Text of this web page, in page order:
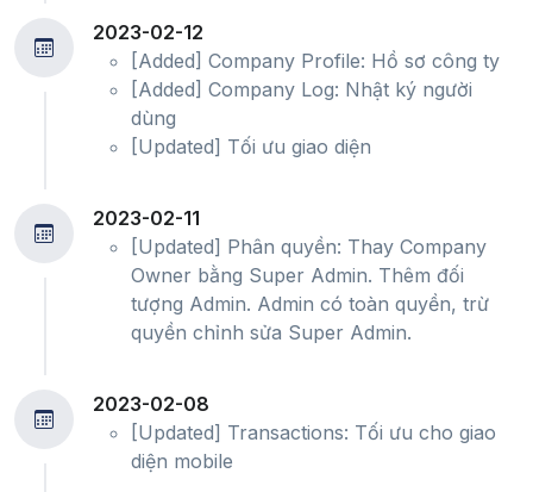
2023-02-12
[Added] Company Profile: Hồ sơ công ty
[Added] Company Log: Nhật ký người
dùng
[Updated] Tối ưu giao diện
2023-02-11
[Updated] Phân quyền: Thay Company
Owner bằng Super Admin. Thêm đối
tượng Admin. Admin có toàn quyền, trừ
quyền chỉnh sửa Super Admin.
2023-02-08
[Updated] Transactions: Tối ưu cho giao
diện mobile